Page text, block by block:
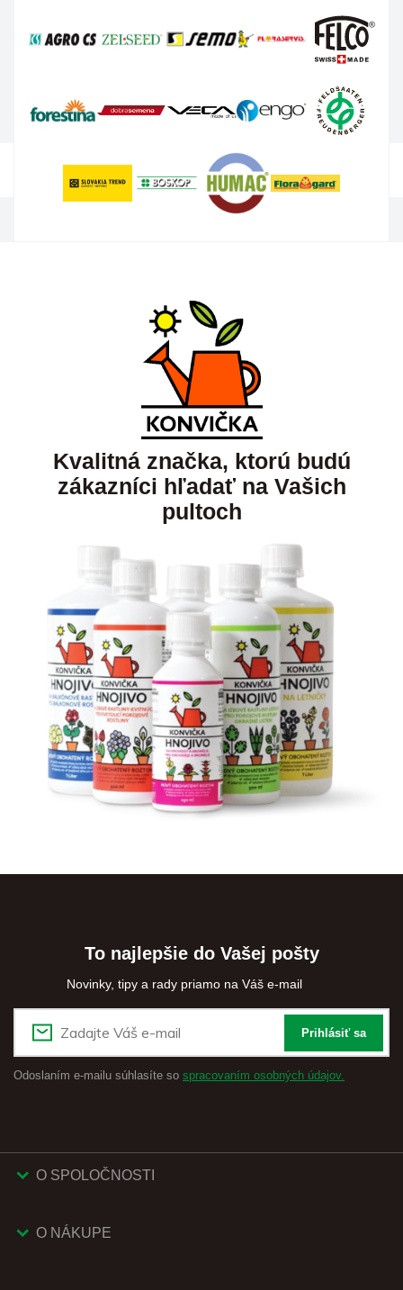
Kvalitná značka, ktorú budú
zákazníci hľadať na Vašich
pultoch
To najlepšie do Vašej pošty
Novinky, tipy a rady priamo na Váš e-mail
Prihlásiť sa
Odoslaním e-mailu súhlasíte so spracovaním osobných údajov.
O SPOLOČNOSTI
O NÁKUPE